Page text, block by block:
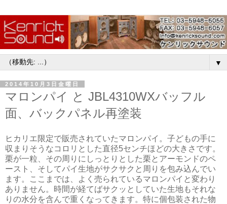
▼
2014年10月3日金曜日
マロンパイ と JBL4310WXバッフル
面、バックパネル再塗装
ヒカリエ限定で販売されていたマロンパイ。子どもの手に
収まりそうなコロリとした直径5センチほどの大きさです。
栗が一粒、その周りにしっとりとした栗とアーモンドのペ
ースト、そしてパイ生地がサクサクと周りを包み込んでい
ます。ここまでは、よく売られているマロンパイと変わり
ありません。時間が経てばサクッとしていた生地もそれな
りの水分を含んで重くなってきます。特に個包装された物